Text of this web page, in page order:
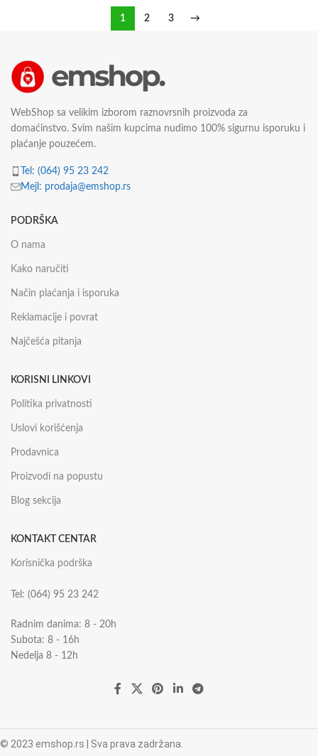
1 2 3 →
WebShop sa velikim izborom raznovrsnih proizvoda za
domaćinstvo. Svim našim kupcima nudimo 100% sigurnu isporuku i
plaćanje pouzećem.
Tel: (064) 95 23 242
Mejl: prodaja@emshop.rs
PODRŠKA
O nama
Kako naručiti
Način plaćanja i isporuka
Reklamacije i povrat
Najčešća pitanja
KORISNI LINKOVI
Politika privatnosti
Uslovi korišćenja
Prodavnica
Proizvodi na popustu
Blog sekcija
KONTAKT CENTAR
Korisnička podrška
Tel: (064) 95 23 242
Radnim danima: 8 - 20h
Subota: 8 - 16h
Nedelja 8 - 12h
© 2023 emshop.rs | Sva prava zadržana.